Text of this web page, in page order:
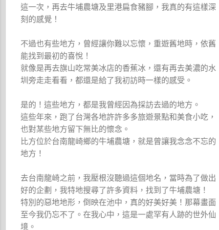
這一次，再去牛埔農塘及里港扁食豬腳，我真的有這樣深
刻的感覺！
不過也有些地方，曾經讓你難以忘懷，重遊舊地時，依舊
能找到最初的喜悅！
就像是再去旗山吃常美冰店的香蕉冰，還有再去美濃的水
圳旁走走看看，都還是給了我初訪時一樣的感受。
是的！這些地方，都是我曾經因為採訪去過的地方。
這些年來，跑了台灣各地許許多多旅遊景點和美食小吃，
也對某些地方留下無比的懷念。
比方位於台南龍崎鄉的牛埔農塘，就是曾讓我念念不忘的
地方！
去台南龍崎之前，我壓根沒聽過這個地名，當時為了做出
好的企劃，我特地搜尋了許多資料，找到了牛埔農塘！
特別的惡地地形，倒映在池中，真的好美好美！那幕畫面
至今我仍忘不了。在我心中，這是一處罕有人跡的世外仙
境。